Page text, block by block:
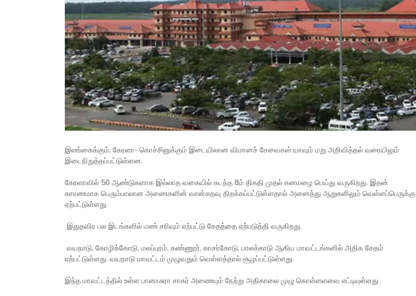
இலங்கைக்கும், கேரளா- கொச்சினுக்கும் இடையிலான விமானச் சேவைகள் யாவும் மறு அறிவித்தல் வரையிலும்
இடைநிறுத்தப்பட்டுள்ளன.
கேரளாவில் 50 ஆண்டுகளாக இல்லாத வகையில் கடந்த 8ம் திகதி முதல் கனமழை பெய்து வருகிறது. இதன்
காரணமாக பெரும்பாலான அணைகளின் வான்கதவு திறக்கப்பட்டுள்ளதால் அனைத்து ஆறுகளிலும் வெள்ளப்பெருக்கு
ஏற்பட்டுள்ளது.
இதுதவிர பல இடங்களில் மண் சரிவும் ஏற்பட்டு சேதத்தை ஏற்படுத்தி வருகிறது.
வயநாடு, கோழிக்கோடு, மலப்புரம், கண்ணூர், காசர்கோடு, பாலக்காடு ஆகிய மாவட்டங்களில் அதிக சேதம்
ஏற்பட்டுள்ளது. வயநாடு மாவட்டம் முழுவதும் வெள்ளத்தால் சூழப்பட்டுள்ளது.
இந்த மாவட்டத்தில் உள்ள பானாசுரா சாகர் அணையும் நேற்று அதிகாலை முழு கொள்ளளவை எட்டியுள்ளது.